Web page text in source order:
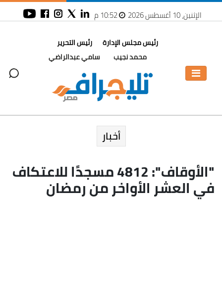
الإثنين، 10 أغسطس 2026 10:52 م
رئيس مجلس الإدارة
محمد نجيب
رئيس التحرير
سامي عبدالراضي
أخبار
"الأوقاف": 4812 مسجدًا للاعتكاف
في العشر الأواخر من رمضان